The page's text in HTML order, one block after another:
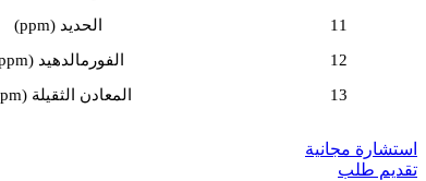
11
الحديد (ppm)
12
الفورمالدهيد (ppm)
13
المعادن الثقيلة (ppm)
استشارة مجانية
تقديم طلب